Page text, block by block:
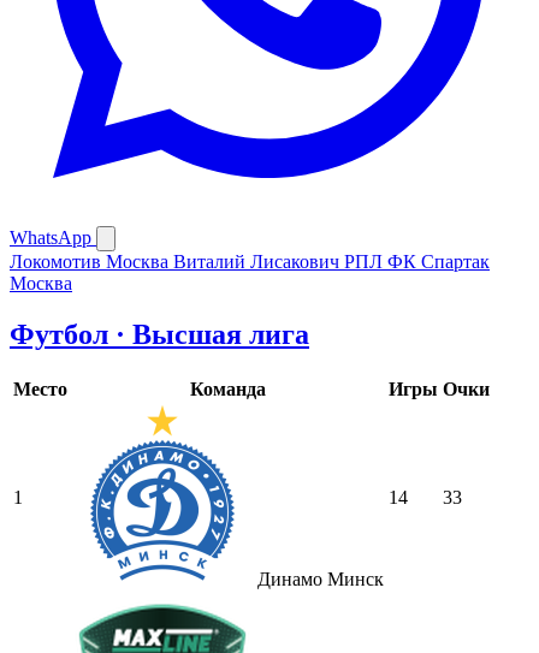
WhatsApp
Локомотив Москва Виталий Лисакович РПЛ ФК Спартак
Москва
Футбол · Высшая лига
Место Команда Игры Очки
1
Динамо Минск
14 33